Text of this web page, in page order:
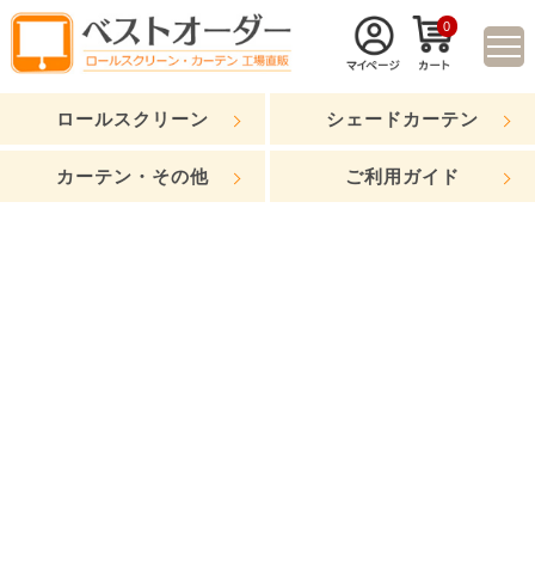
0
ロールスクリーン シェードカーテン
カーテン・その他 ご利用ガイド